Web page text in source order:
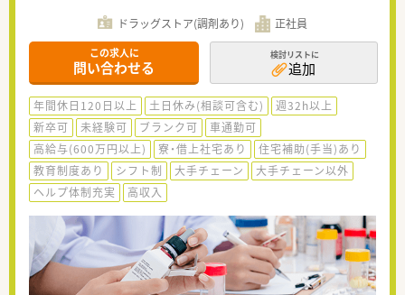
ドラッグストア(調剤あり) 正社員
この求人に
問い合わせる
検討リストに
追加
年間休日120日以上 土日休み(相談可含む)
週32h以上
新卒可
未経験可 ブランク可
車通勤可
高給与(600万円以上)
寮・借上社宅あり
住宅補助(手当)あり
教育制度あり
シフト制 大手チェーン
大手チェーン以外
ヘルプ体制充実
高収入